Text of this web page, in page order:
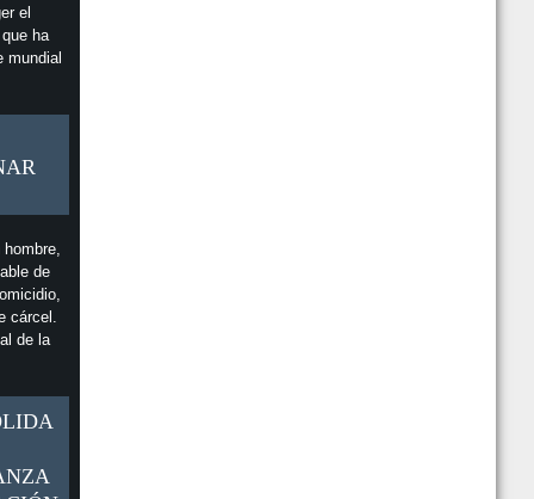
el
ha
mundial
de
cárcel.
de la